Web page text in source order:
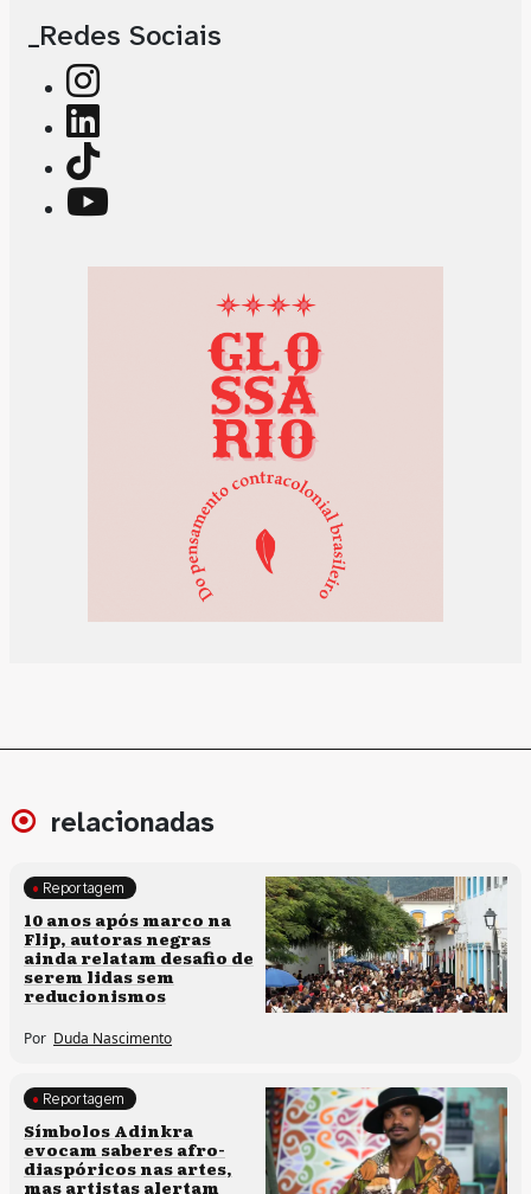
_Redes Sociais
relacionadas
Processos artísticos
Reportagem
10 anos após marco na
Flip, autoras negras
ainda relatam desafio de
serem lidas sem
reducionismos
Por Duda Nascimento
Processos artísticos
Reportagem
Símbolos Adinkra
evocam saberes afro-
diaspóricos nas artes,
mas artistas alertam